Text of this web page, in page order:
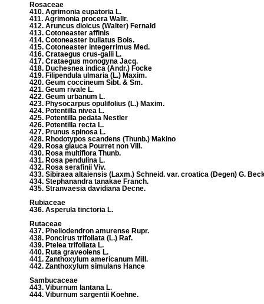
Rosaceae
410. Agrimonia eupatoria L.
411. Agrimonia procera Wallr.
412. Aruncus dioicus (Walter) Fernald
413. Cotoneaster affinis
414. Cotoneaster bullatus Bois.
415. Cotoneaster integerrimus Med.
416. Crataegus crus-galli L.
417. Crataegus monogyna Jacq.
418. Duchesnea indica (Andr.) Focke
419. Filipendula ulmaria (L.) Maxim.
420. Geum coccineum Sibt. & Sm.
421. Geum rivale L.
422. Geum urbanum L.
423. Physocarpus opulifolius (L.) Maxim.
424. Potentilla nivea L.
425. Potentilla pedata Nestler
426. Potentilla recta L.
427. Prunus spinosa L.
428. Rhodotypos scandens (Thunb.) Makino
429. Rosa glauca Pourret non Vill.
430. Rosa multiflora Thunb.
431. Rosa pendulina L.
432. Rosa serafinii Viv.
433. Sibiraea altaiensis (Laxm.) Schneid. var. croatica (Degen) G.
434. Stephanandra tanakae Franch.
435. Stranvaesia davidiana Decne.
Rubiaceae
436. Asperula tinctoria L.
Rutaceae
437. Phellodendron amurense Rupr.
438. Poncirus trifoliata (L.) Raf.
439. Ptelea trifoliata L.
440. Ruta graveolens L.
441. Zanthoxylum americanum Mill.
442. Zanthoxylum simulans Hance
Sambucaceae
443. Viburnum lantana L.
444. Viburnum sargentii Koehne.